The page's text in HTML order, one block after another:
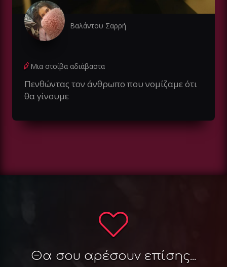
Βαλάντου Σαρρή
Μια στοίβα αδιάβαστα
Πενθώντας τον άνθρωπο που νομίζαμε ότι
θα γίνουμε
Θα σου αρέσουν επίσης...